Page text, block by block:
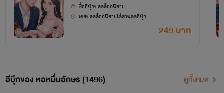
249 บาท
ซื้ออีบุ๊กปลดล็อกนิยาย
เคยปลดล็อกนิยายได้ส่วนลดอีบุ๊ก
อีบุ๊กของ หอหมื่นอักษร (1496) ดูทั้งหมด